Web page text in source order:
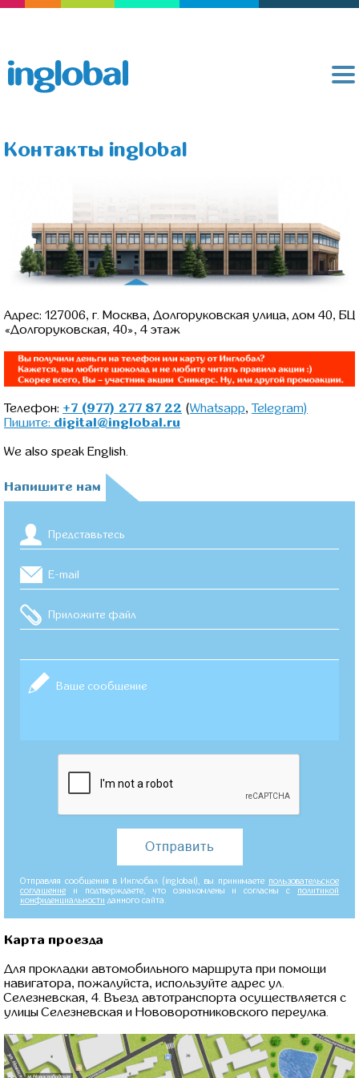
Контакты inglobal
Адрес: 127006, г. Москва, Долгоруковская улица, дом 40, БЦ
«Долгоруковская, 40», 4 этаж
Телефон: +7 (977) 277 87 22 (Whatsapp, Telegram)
Пишите: digital@inglobal.ru
We also speak English.
Напишите нам
Приложите файл
Отправляя сообщения в Инглобал (inglobal), вы принимаете пользовательское
соглашение и подтверждаете, что ознакомлены и согласны с политикой
конфиденциальности данного сайта.
Карта проезда
Для прокладки автомобильного маршрута при помощи
навигатора, пожалуйста, используйте адрес ул.
Селезневская, 4. Въезд автотранспорта осуществляется с
улицы Селезневская и Нововоротниковского переулка.